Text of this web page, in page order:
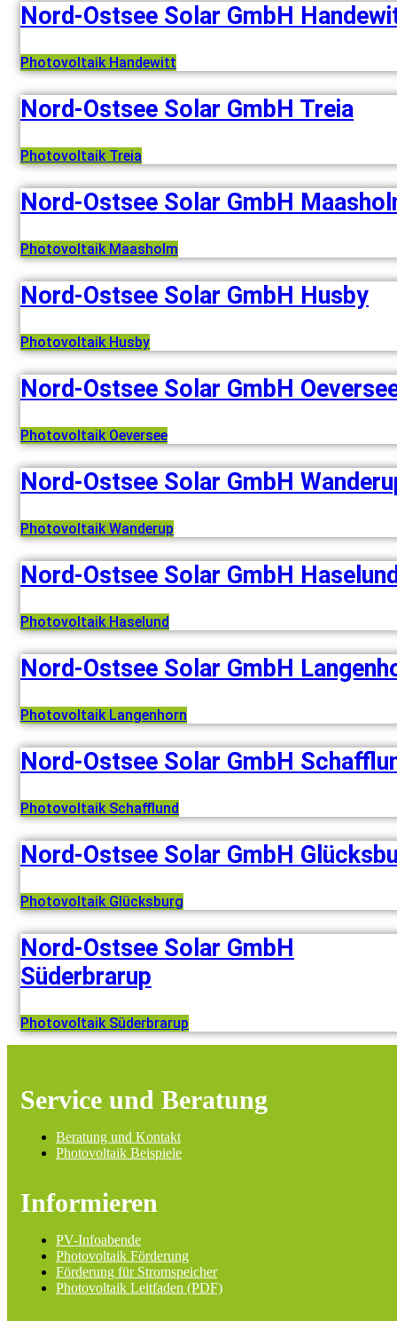
Nord-Ostsee Solar GmbH
Photovoltaik Handewitt
Nord-Ostsee Solar GmbH Treia
Photovoltaik Treia
Nord-Ostsee Solar GmbH
Photovoltaik Maasholm
Nord-Ostsee Solar GmbH Husby
Photovoltaik Husby
Nord-Ostsee Solar GmbH
Photovoltaik Oeversee
Nord-Ostsee Solar GmbH
Photovoltaik Wanderup
Nord-Ostsee Solar GmbH
Photovoltaik Haselund
Nord-Ostsee Solar GmbH
Photovoltaik Langenhorn
Nord-Ostsee Solar GmbH
Photovoltaik Schafflund
Nord-Ostsee Solar GmbH
Photovoltaik Glücksburg
Nord-Ostsee Solar GmbH
Süderbrarup
Photovoltaik Süderbrarup
Service und Beratung
Beratung und Kontakt
Photovoltaik Beispiele
Informieren
PV-Infoabende
Photovoltaik Förderung
Förderung für Stromspeicher
Photovoltaik Leitfaden (PDF)